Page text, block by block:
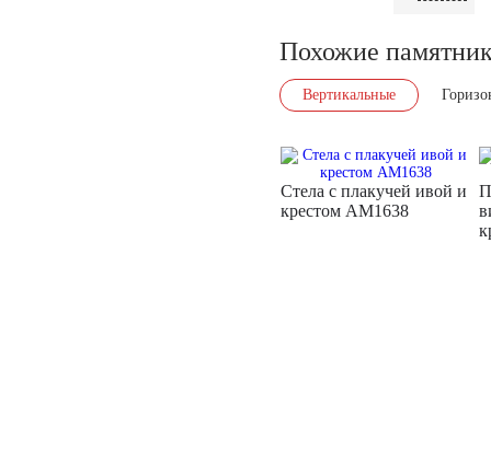
Похожие
Вертикальные
Стела с плакучей ивой и
крестом AM1638